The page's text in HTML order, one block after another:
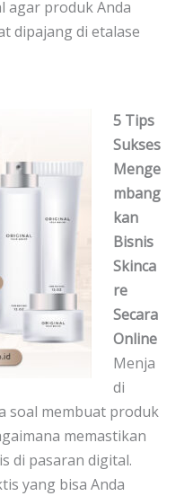
agar produk Anda
dipajang di etalase
5 Tips
Sukses
Menge
mbang
kan
Bisnis
Skinca
re
Secara
Online
Menja
di
soal membuat produk
memastikan
di pasaran digital.
yang bisa Anda